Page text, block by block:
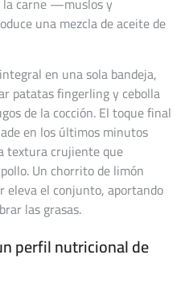
una mezcla de aceite de
en una sola bandeja,
patatas fingerling y cebolla
de la cocción. El toque final
en los últimos minutos
textura crujiente que
Un chorrito de limón
el conjunto, aportando
las grasas.
perfil nutricional de